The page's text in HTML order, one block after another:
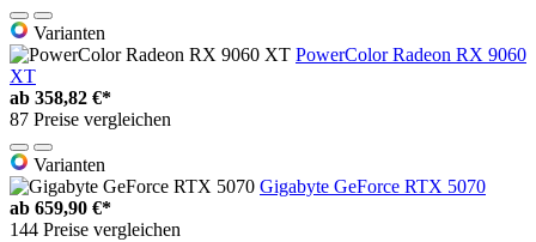
Varianten
PowerColor Radeon RX 9060
XT
ab 358,82 €*
87 Preise vergleichen
Varianten
Gigabyte GeForce RTX 5070
ab 659,90 €*
144 Preise vergleichen